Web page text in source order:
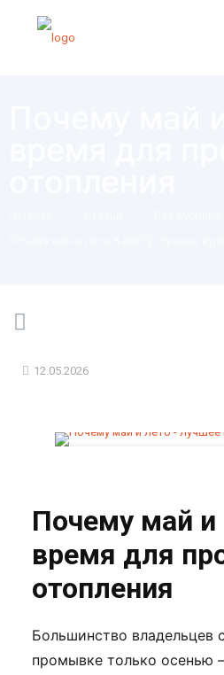
12.05.2026
Почему май
время для
отопления
Большинство владельцев
промывке только осенью